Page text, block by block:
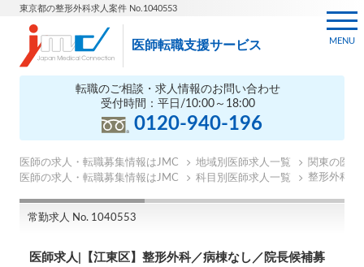
東京都の整形外科求人案件 No.1040553
医師転職支援サービス
転職のご相談・求人情報のお問い合わせ
受付時間：平日/10:00～18:00
0120-940-196
MENU
医師の求人・転職募集情報はJMC 地域別医師求人一覧
関東の医師
医師の求人・転職募集情報はJMC
科目別医師求人一覧 整形外科の
常勤求人 No. 1040553
医師求人|【江東区】整形外科／病棟なし／院長候補募